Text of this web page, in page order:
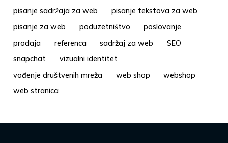
pisanje sadržaja za web
pisanje tekstova za web
pisanje za web
poduzetništvo
poslovanje
prodaja
referenca sadržaj za web
SEO
snapchat
vizualni identitet
vođenje društvenih mreža
web shop
webshop
web stranica